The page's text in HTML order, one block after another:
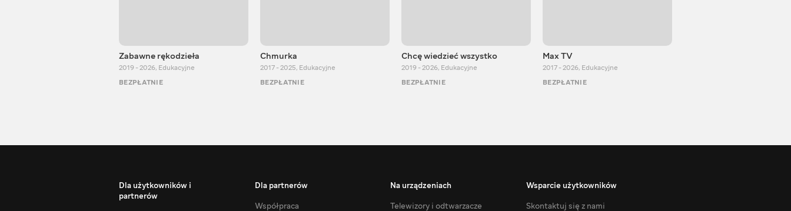
Zabawne rękodzieła
2019 - 2026, Edukacyjne
BEZPŁATNIE
Chmurka
2017 - 2025, Edukacyjne
BEZPŁATNIE
Chcę wiedzieć wszystko
2019 - 2026, Edukacyjne
BEZPŁATNIE
Max TV
2017 - 2026, Edukacyjne
BEZPŁATNIE
Dla użytkowników i
partnerów
Dla partnerów
Współpraca
Na urządzeniach
Telewizory i odtwarzacze
Wsparcie użytkowników
Skontaktuj się z nami